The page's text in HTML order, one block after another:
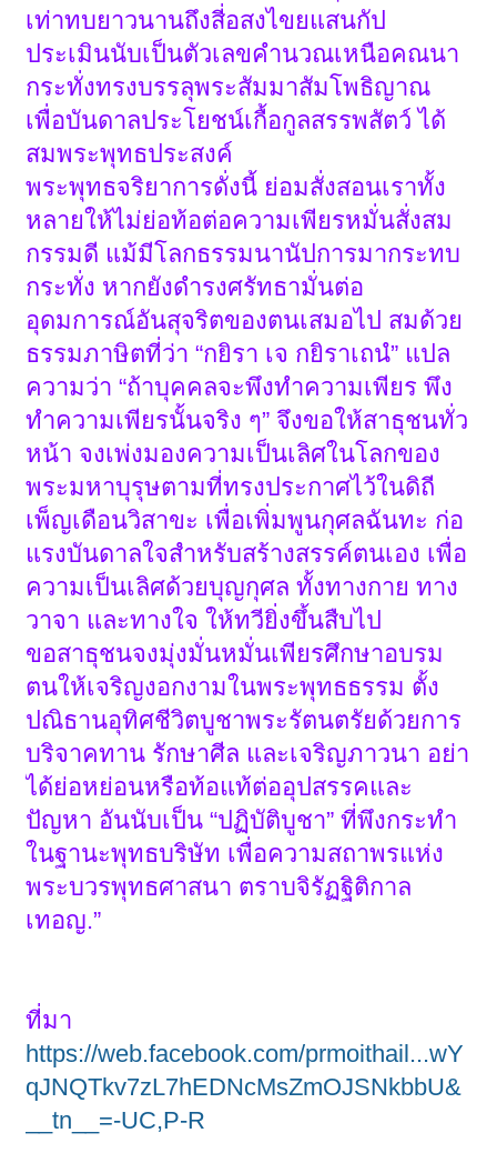
เท่าทบยาวนานถึงสี่อสงไขยแสนกัป
ประเมินนับเป็นตัวเลขคำนวณเหนือคณนา
กระทั่งทรงบรรลุพระสัมมาสัมโพธิญาณ
เพื่อบันดาลประโยชน์เกื้อกูลสรรพสัตว์ ได้
สมพระพุทธประสงค์
พระพุทธจริยาการดั่งนี้ ย่อมสั่งสอนเราทั้ง
หลายให้ไม่ย่อท้อต่อความเพียรหมั่นสั่งสม
กรรมดี แม้มีโลกธรรมนานัปการมากระทบ
กระทั่ง หากยังดำรงศรัทธามั่นต่อ
อุดมการณ์อันสุจริตของตนเสมอไป สมด้วย
ธรรมภาษิตที่ว่า “กยิรา เจ กยิราเถนํ” แปล
ความว่า “ถ้าบุคคลจะพึงทำความเพียร พึง
ทำความเพียรนั้นจริง ๆ” จึงขอให้สาธุชนทั่ว
หน้า จงเพ่งมองความเป็นเลิศในโลกของ
พระมหาบุรุษตามที่ทรงประกาศไว้ในดิถี
เพ็ญเดือนวิสาขะ เพื่อเพิ่มพูนกุศลฉันทะ ก่อ
แรงบันดาลใจสำหรับสร้างสรรค์ตนเอง เพื่อ
ความเป็นเลิศด้วยบุญกุศล ทั้งทางกาย ทาง
วาจา และทางใจ ให้ทวียิ่งขึ้นสืบไป
ขอสาธุชนจงมุ่งมั่นหมั่นเพียรศึกษาอบรม
ตนให้เจริญงอกงามในพระพุทธธรรม ตั้ง
ปณิธานอุทิศชีวิตบูชาพระรัตนตรัยด้วยการ
บริจาคทาน รักษาศีล และเจริญภาวนา อย่า
ได้ย่อหย่อนหรือท้อแท้ต่ออุปสรรคและ
ปัญหา อันนับเป็น “ปฏิบัติบูชา” ที่พึงกระทำ
ในฐานะพุทธบริษัท เพื่อความสถาพรแห่ง
พระบวรพุทธศาสนา ตราบจิรัฏฐิติกาล
เทอญ.”
ที่มา
https://web.facebook.com/prmoithail...wY
qJNQTkv7zL7hEDNcMsZmOJSNkbbU&
__tn__=-UC,P-R